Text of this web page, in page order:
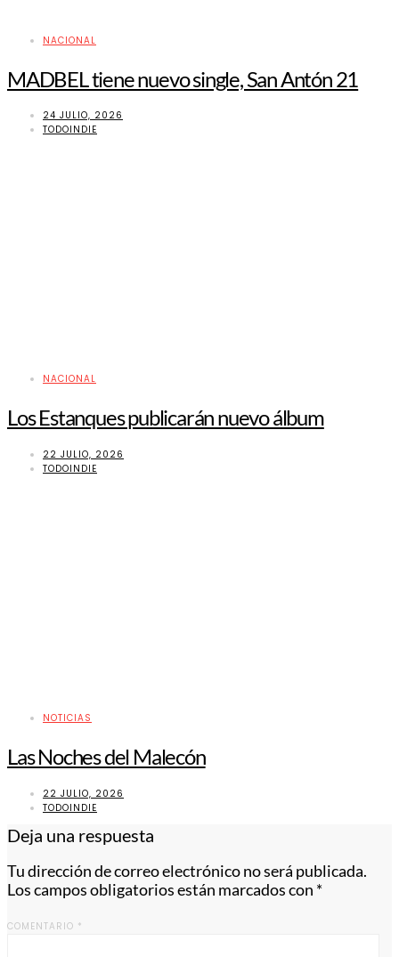
NACIONAL
MADBEL tiene nuevo single, San Antón 21
24 JULIO, 2026
TODOINDIE
NACIONAL
Los Estanques publicarán nuevo álbum
22 JULIO, 2026
TODOINDIE
NOTICIAS
Las Noches del Malecón
22 JULIO, 2026
TODOINDIE
Deja una respuesta
Tu dirección de correo electrónico no será publicada.
Los campos obligatorios están marcados con *
COMENTARIO *